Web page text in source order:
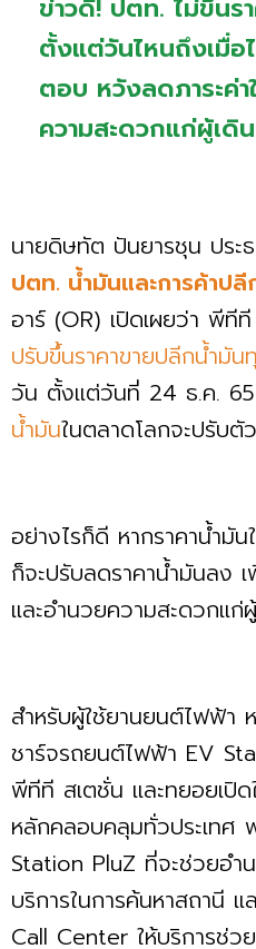
ข่าวดี! ปตท. ไม่ขึ้นร
ตั้งแต่วันไหนถึงเมื่อ
ตอบ หวังลดภาระค่า
ความสะดวกแก่ผู้เดิ
นายดิษทัต ปันยารชุน ประ
ปตท. น้ำมันและการค้าปลี
อาร์ (OR) เปิดเผยว่า พีที
ปรับขึ้นราคาขายปลีกน้ำมั
วัน ตั้งแต่วันที่ 24 ธ.ค.
น้ำมันในตลาดโลกจะปรับตั
อย่างไรก็ดี หากราคาน้ำมั
ก็จะปรับลดราคาน้ำมันลง
และอำนวยความสะดวกแก่
สำหรับผู้ใช้ยานยนต์ไฟฟ้า
ชาร์จรถยนต์ไฟฟ้า EV
พีทีที สเตชั่น และทยอยเปิด
หลักคลอบคลุมทั่วประเท
Station PluZ ที่จะช่วยอำ
บริการในการค้นหาสถานี แ
Call Center ให้บริการช่